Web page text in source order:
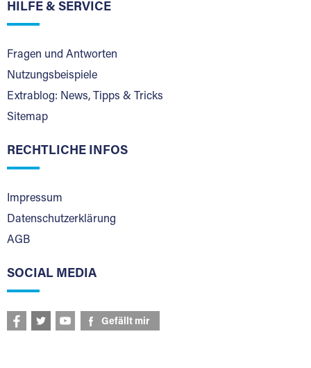
HILFE & SERVICE
Fragen und Antworten
Nutzungsbeispiele
Extrablog: News, Tipps & Tricks
Sitemap
RECHTLICHE INFOS
Impressum
Datenschutzerklärung
AGB
SOCIAL MEDIA
Gefällt mir